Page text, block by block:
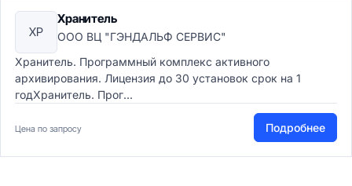
ХР
Хранитель
ООО ВЦ "ГЭНДАЛЬФ СЕРВИС"
Хранитель. Программный комплекс активного
архивирования. Лицензия до 30 установок срок на 1
годХранитель. Прог...
Цена по запросу Подробнее